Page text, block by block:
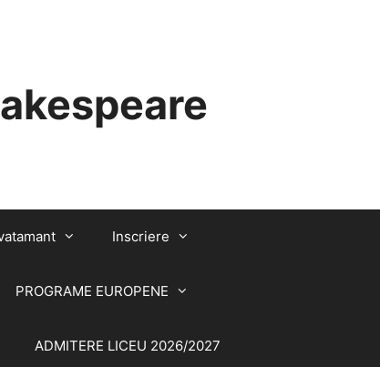
Inscriere
PROGRAME EUROPENE
ADMITERE LICEU 2026/2027